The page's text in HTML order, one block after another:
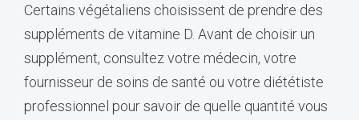
Certains végétaliens choisissent de prendre des
suppléments de vitamine D. Avant de choisir un
supplément, consultez votre médecin, votre
fournisseur de soins de santé ou votre diététiste
professionnel pour savoir de quelle quantité vous